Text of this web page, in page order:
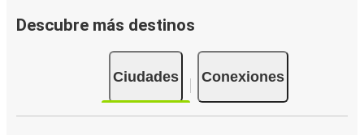
Descubre más destinos
Ciudades Conexiones